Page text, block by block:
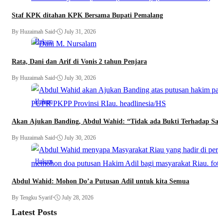
Staf KPK ditahan KPK Bersama Bupati Pemalang
By Huzaimah Said•
July 31, 2026
Hukum
Rata, Dani dan Arif di Vonis 2 tahun Penjara
By Huzaimah Said• July 30, 2026
Hukum
Akan Ajukan Banding, Abdul Wahid: “Tidak ada Bukti Terhadap
By Huzaimah Said• July 30, 2026
Hukum
Abdul Wahid: Mohon Do’a Putusan Adil untuk kita Semua
By Tengku Syarif• July 28, 2026
Latest Posts